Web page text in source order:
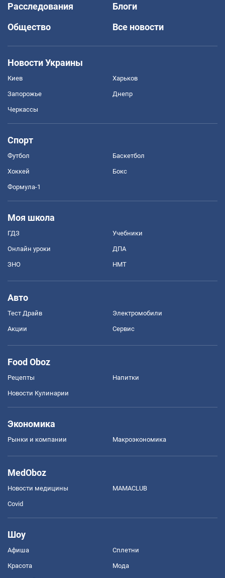
Расследования
Блоги
Общество
Все новости
Новости Украины
Киев Харьков
Запорожье Днепр
Черкассы
Спорт
Футбол Баскетбол
Хоккей Бокс
Формула-1
Моя школа
ГДЗ Учебники
Онлайн уроки ДПА
ЗНО НМТ
Авто
Тест Драйв Электромобили
Акции Сервис
Food Oboz
Рецепты Напитки
Новости Кулинарии
Экономика
Рынки и компании Mакроэкономика
MedOboz
Новости медицины MAMACLUB
Covid
Шоу
Афиша Сплетни
Красота Мода